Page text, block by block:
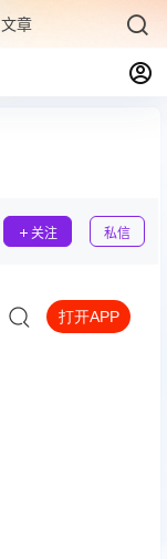
文章专题 最新文章
关注 私信